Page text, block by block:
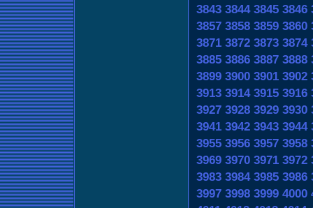
3843 3844 3845 3846
3857 3858 3859 3860
3871 3872 3873 3874
3885 3886 3887 3888
3899 3900 3901 3902
3913 3914 3915 3916
3927 3928 3929 3930
3941 3942 3943 3944
3955 3956 3957 3958
3969 3970 3971 3972
3983 3984 3985 3986
3997 3998 3999 4000